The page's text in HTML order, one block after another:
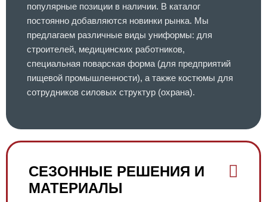
популярные позиции в наличии. В каталог
постоянно добавляются новинки рынка. Мы
предлагаем различные виды униформы: для
строителей, медицинских работников,
специальная поварская форма (для предприятий
пищевой промышленности), а также костюмы для
сотрудников силовых структур (охрана).
СЕЗОННЫЕ РЕШЕНИЯ И
МАТЕРИАЛЫ